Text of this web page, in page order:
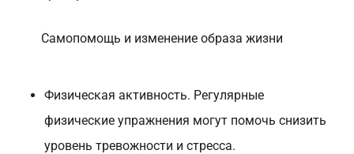
Самопомощь и изменение образа жизни
Физическая активность. Регулярные
физические упражнения могут помочь снизить
уровень тревожности и стресса.